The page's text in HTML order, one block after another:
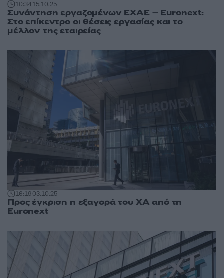
10:3415.10.25
Συνάντηση εργαζομένων ΕΧΑΕ – Euronext:
Στο επίκεντρο οι θέσεις εργασίας και το
μέλλον της εταιρείας
16:1903.10.25
Προς έγκριση η εξαγορά του ΧΑ από τη
Euronext